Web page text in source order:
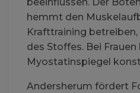
hemmt den
Krafttraining
des Stoffes. Bei
Myostatinspiegel
Andersherum fördert